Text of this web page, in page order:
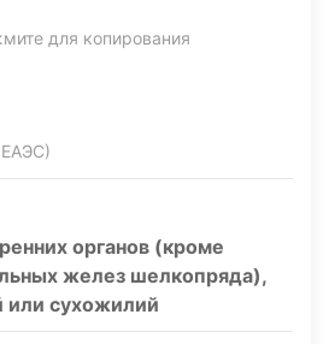
для копирования
ЕАЭС)
органов (кроме
желез шелкопряда),
или сухожилий